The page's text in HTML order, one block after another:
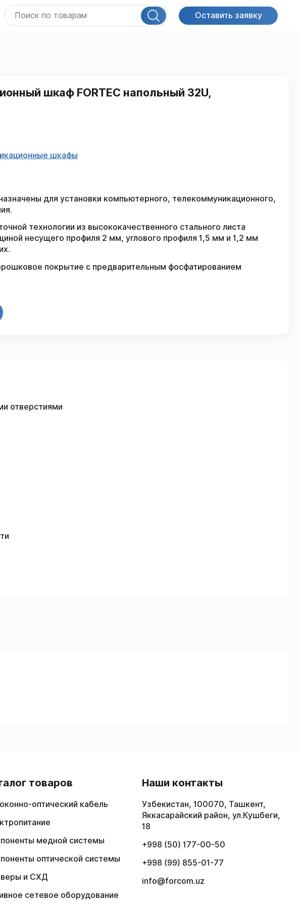
Оставить заявку
шкаф FORTEC напольный 32U,
шкафы
для установки компьютерного, телекоммуникационного,
технологии из высококачественного стального листа
несущего профиля 2 мм, углового профиля 1,5 мм и 1,2 мм
покрытие с предварительным фосфатированием
отверстиями
товаров
оптический кабель
медной системы
оптической системы
и СХД
сетевое оборудование
Наши контакты
Узбекистан, 100070, Ташкент,
Яккасарайский район, ул.Кушбеги,
18
+998 (50) 177-00-50
+998 (99) 855-01-77
info@forcom.uz